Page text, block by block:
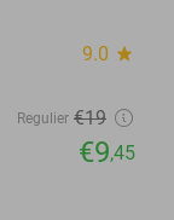
9.0 star
Regulier €19
€9,45